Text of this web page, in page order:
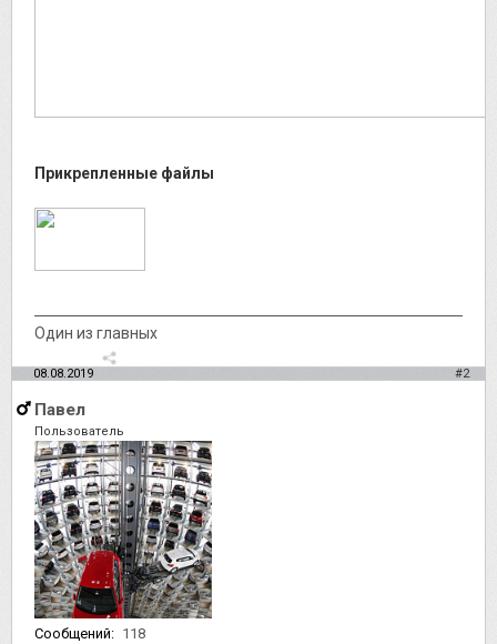
Прикрепленные файлы
Один из главных
08.08.2019 #2
Павел
Пользователь
Сообщений: 118